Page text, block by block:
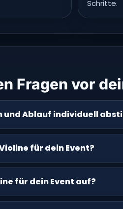
Schritte.
Fragen vor
und Ablauf individuell
für dein Event?
für dein Event auf?